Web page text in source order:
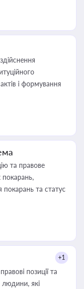
і формування
та правове
покарань,
покарань та статус
+1
позиції та
людини, які